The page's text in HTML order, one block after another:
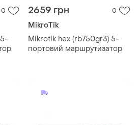
0 2659 грн 0
MikroTik
Mikrotik hex (rb750gr3) 5-
портовий маршрутизатор